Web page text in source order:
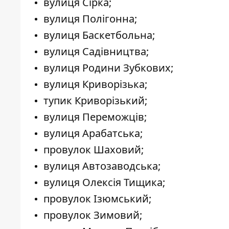
вулиця Полігонна;
вулиця Баскетбольна;
вулиця Садівництва;
вулиця Родини Зубкових;
вулиця Криворізька;
тупик Криворізький;
вулиця Переможців;
вулиця Арабатська;
провулок Шаховий;
вулиця Автозаводська;
вулиця Олексія Тищика;
провулок Ізюмський;
провулок Зимовий;